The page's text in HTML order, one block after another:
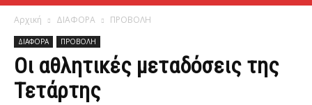
Αρχική ΔΙΑΦΟΡΑ ΠΡΟΒΟΛΗ
ΔΙΑΦΟΡΑ ΠΡΟΒΟΛΗ
Οι αθλητικές μεταδόσεις της
Τετάρτης